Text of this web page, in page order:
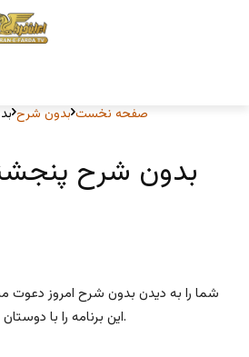
صفحه نخست بدون شرح
بدون شرح پنجشنبه ۲۸
شما را به دیدن بدون شرح امروز دعوت
این برنامه را با دوستان خود نیز به اشتراک بگذارید.